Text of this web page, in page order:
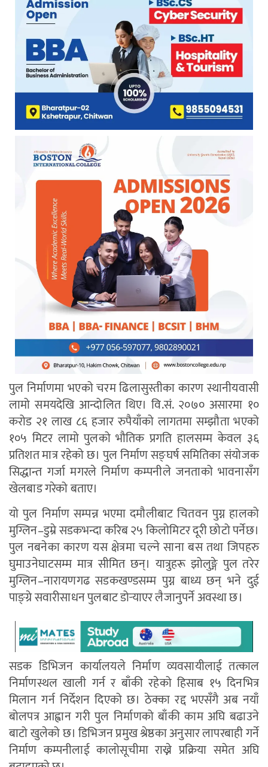
पुल निर्माणमा भएको चरम ढिलासुस्तीका कारण स्थानीयवासी
लामो समयदेखि आन्दोलित थिए। वि.सं. २०७० असारमा १०
करोड २१ लाख ८६ हजार रुपैयाँको लागतमा सम्झौता भएको
१०५ मिटर लामो पुलको भौतिक प्रगति हालसम्म केवल ३६
प्रतिशत मात्र रहेको छ। पुल निर्माण सङ्घर्ष समितिका संयोजक
सिद्धान्त गर्जा मगरले निर्माण कम्पनीले जनताको भावनासँग
खेलबाड गरेको बताए।
यो पुल निर्माण सम्पन्न भएमा दमौलीबाट चितवन पुग्न हालको
मुग्लिन–डुम्रे सडकभन्दा करिब २५ किलोमिटर दूरी छोटो पर्नेछ।
पुल नबनेका कारण यस क्षेत्रमा चल्ने साना बस तथा जिपहरु
घुमाउनेघाटसम्म मात्र सीमित छन्। यात्रुहरू झोलुङ्गे पुल तरेर
मुग्लिन–नारायणगढ सडकखण्डसम्म पुग्न बाध्य छन् भने दुई
पाङ्ग्रे सवारीसाधन पुलबाट डोर्‍याएर लैजानुपर्ने अवस्था छ।
सडक डिभिजन कार्यालयले निर्माण व्यवसायीलाई तत्काल
निर्माणस्थल खाली गर्न र बाँकी रहेको हिसाब १५ दिनभित्र
मिलान गर्न निर्देशन दिएको छ। ठेक्का रद्द भएसँगै अब नयाँ
बोलपत्र आह्वान गरी पुल निर्माणको बाँकी काम अघि बढाउने
बाटो खुलेको छ। डिभिजन प्रमुख श्रेष्ठका अनुसार लापरबाही गर्ने
निर्माण कम्पनीलाई कालोसूचीमा राख्ने प्रक्रिया समेत अघि